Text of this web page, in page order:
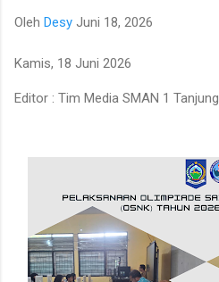
Oleh Desy Juni 18, 2026
Kamis, 18 Juni 2026
Editor : Tim Media SMAN 1 Tanjung